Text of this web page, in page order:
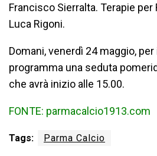
Francisco Sierralta. Terapie
Luca Rigoni.
Domani, venerdì 24 maggio,
programma una seduta
che avrà inizio alle 15.00.
FONTE: parmacalcio1913.com
Tags: Parma Calcio